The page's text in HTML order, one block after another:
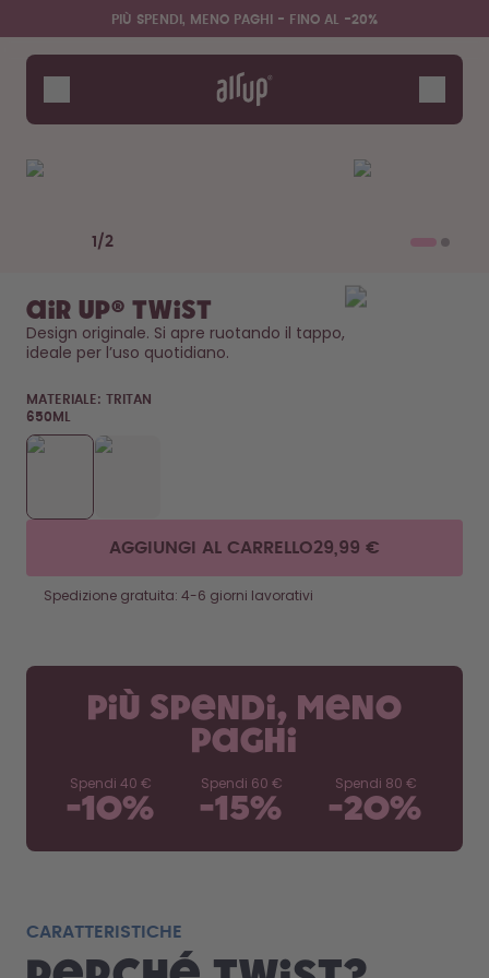
Salta al contenuto principale
Dichiarazione di Accessibilità
PIÙ SPENDI, MENO PAGHI - FINO AL -20%
Borracce
Pod
Design Edition:
createdbygabe × air up®
Come funziona
Assistenza & FAQ
Confronta le borracce
1 /2
air up® Twist
Design originale. Si apre ruotando il tappo,
ideale per l’uso quotidiano.
MATERIALE: TRITAN
650ML
AGGIUNGI AL CARRELLO29,99 €
Spedizione gratuita: 4-6 giorni lavorativi
Più spendi, meno
paghi
Spendi 40 €
-10%
Spendi 60 €
-15%
Spendi 80 €
-20%
CARATTERISTICHE